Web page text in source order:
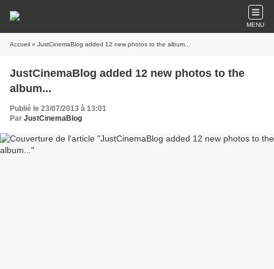
MENU
Accueil » JustCinemaBlog added 12 new photos to the album...
JustCinemaBlog added 12 new photos to the
album...
Publié le 23/07/2013 à 13:01
Par JustCinemaBlog